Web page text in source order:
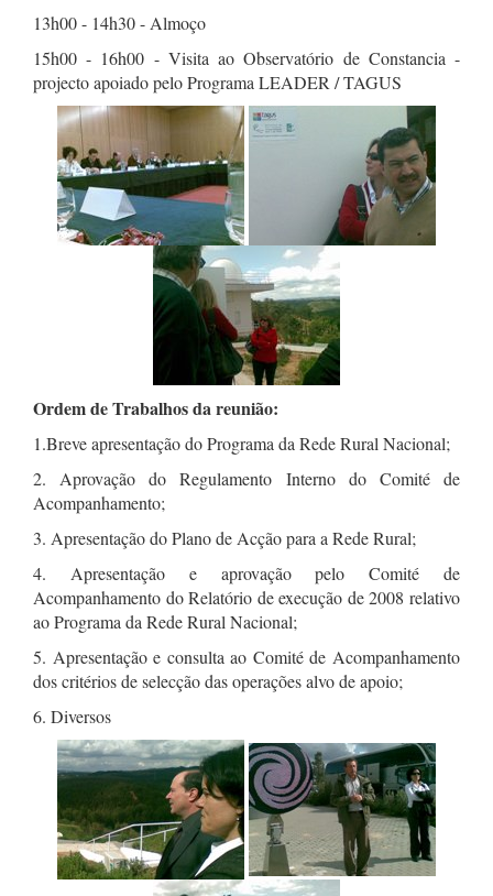
13h00 - 14h30 - Almoço
15h00 - 16h00 - Visita ao Observatório de Constancia -
projecto apoiado pelo Programa LEADER / TAGUS
Ordem de Trabalhos da reunião:
1.Breve apresentação do Programa da Rede Rural Nacional;
2. Aprovação do Regulamento Interno do Comité de
Acompanhamento;
3. Apresentação do Plano de Acção para a Rede Rural;
4. Apresentação e aprovação pelo Comité de
Acompanhamento do Relatório de execução de 2008 relativo
ao Programa da Rede Rural Nacional;
5. Apresentação e consulta ao Comité de Acompanhamento
dos critérios de selecção das operações alvo de apoio;
6. Diversos